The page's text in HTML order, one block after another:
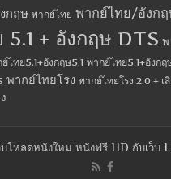
กฤษ พากย์ไทย พากย์ไทย/อังก
5.1 + อังกฤษ DTS พ
ไทย5.1+อังกฤษ5.1 พากย์ไทย5.1+อังกฤ
พากย์ไทยโรง พากย์ไทยโรง 2.0 + เ
บโหลดหนังใหม่ หนังฟรี HD กับเว็บ